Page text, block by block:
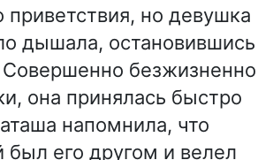
приветствия, но девушка
дышала, остановившись
безжизненно
она принялась быстро
напомнила, что
был его другом и велел